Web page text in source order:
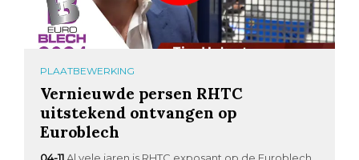
PLAATBEWERKING
Vernieuwde persen RHTC
uitstekend ontvangen op
Euroblech
04-11 Al vele jaren is RHTC exposant op de Euroblech